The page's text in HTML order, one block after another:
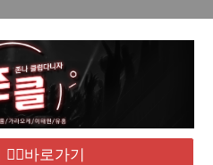
바로가기